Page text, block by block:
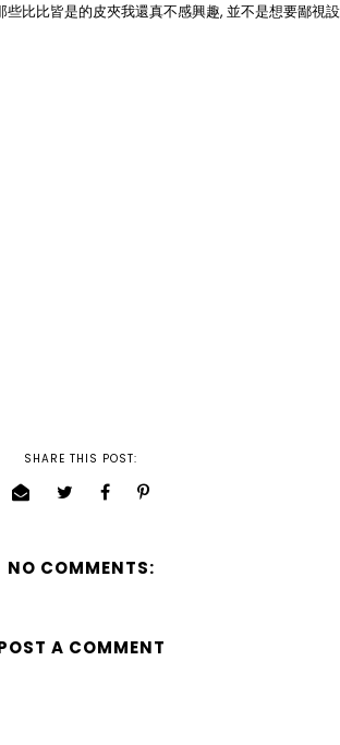
比比皆是的皮夾我還真不感興趣, 並不是想要鄙視
SHARE THIS POST:
NO COMMENTS:
A COMMENT